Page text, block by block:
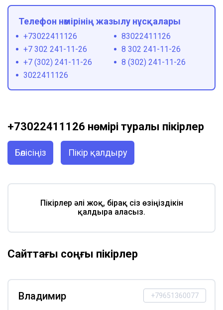
Телефон нөмірінің жазылу нұсқалары
+73022411126
83022411126
+7 302 241-11-26
8 302 241-11-26
+7 (302) 241-11-26
8 (302) 241-11-26
3022411126
+73022411126 нөмірі туралы пікірлер
Бөлісіңіз Пікір қалдыру
Пікірлер әлі жоқ, бірақ сіз өзіңіздікін
қалдыра аласыз.
Сайттағы соңғы пікірлер
+79651360077
Владимир